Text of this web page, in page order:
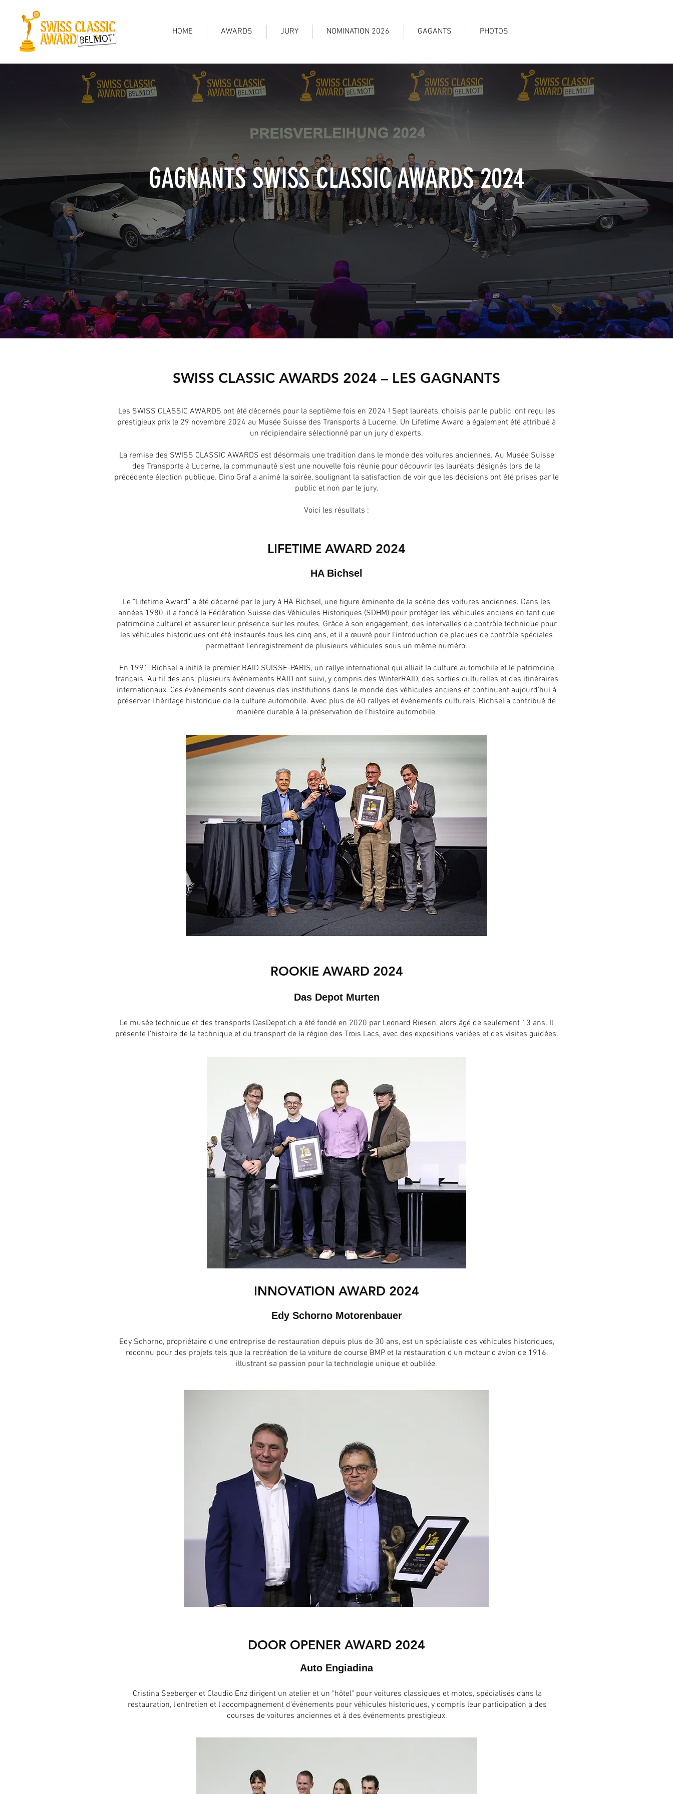
HOME AWARDS JURY NOMINATION 2026 GAGANTS PHOTOS
GAGNANTS SWISS CLASSIC AWARDS 2024
SWISS CLASSIC AWARDS 2024 – LES GAGNANTS
Les SWISS CLASSIC AWARDS ont été décernés pour la septième fois en 2024 ! Sept lauréats, choisis par le public, ont reçu les
prestigieux prix le 29 novembre 2024 au Musée Suisse des Transports à Lucerne. Un Lifetime Award a également été attribué à
un récipiendaire sélectionné par un jury d'experts.
La remise des SWISS CLASSIC AWARDS est désormais une tradition dans le monde des voitures anciennes. Au Musée Suisse
des Transports à Lucerne, la communauté s'est une nouvelle fois réunie pour découvrir les lauréats désignés lors de la
précédente élection publique. Dino Graf a animé la soirée, soulignant la satisfaction de voir que les décisions ont été prises par le
public et non par le jury.
Voici les résultats :
LIFETIME AWARD 2024
HA Bichsel
Le "Lifetime Award" a été décerné par le jury à HA Bichsel, une figure éminente de la scène des voitures anciennes. Dans les
années 1980, il a fondé la Fédération Suisse des Véhicules Historiques (SDHM) pour protéger les véhicules anciens en tant que
patrimoine culturel et assurer leur présence sur les routes. Grâce à son engagement, des intervalles de contrôle technique pour
les véhicules historiques ont été instaurés tous les cinq ans, et il a œuvré pour l’introduction de plaques de contrôle spéciales
permettant l’enregistrement de plusieurs véhicules sous un même numéro.
En 1991, Bichsel a initié le premier RAID SUISSE-PARIS, un rallye international qui alliait la culture automobile et le patrimoine
français. Au fil des ans, plusieurs événements RAID ont suivi, y compris des WinterRAID, des sorties culturelles et des itinéraires
internationaux. Ces événements sont devenus des institutions dans le monde des véhicules anciens et continuent aujourd’hui à
préserver l’héritage historique de la culture automobile. Avec plus de 60 rallyes et événements culturels, Bichsel a contribué de
manière durable à la préservation de l’histoire automobile.
ROOKIE AWARD 2024
Das Depot Murten
Le musée technique et des transports DasDepot.ch a été fondé en 2020 par Leonard Riesen, alors âgé de seulement 13 ans. Il
présente l’histoire de la technique et du transport de la région des Trois Lacs, avec des expositions variées et des visites guidées.
INNOVATION AWARD 2024
Edy Schorno Motorenbauer
Edy Schorno, propriétaire d'une entreprise de restauration depuis plus de 30 ans, est un spécialiste des véhicules historiques,
reconnu pour des projets tels que la recréation de la voiture de course BMP et la restauration d'un moteur d'avion de 1916,
illustrant sa passion pour la technologie unique et oubliée.
DOOR OPENER AWARD 2024
Auto Engiadina
Cristina Seeberger et Claudio Enz dirigent un atelier et un "hôtel" pour voitures classiques et motos, spécialisés dans la
restauration, l'entretien et l'accompagnement d'événements pour véhicules historiques, y compris leur participation à des
courses de voitures anciennes et à des événements prestigieux.